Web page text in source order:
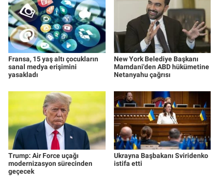
Fransa, 15 yaş altı çocukların
sanal medya erişimini
yasakladı
New York Belediye Başkanı
Mamdani'den ABD hükümetine
Netanyahu çağrısı
Trump: Air Force uçağı
modernizasyon sürecinden
geçecek
Ukrayna Başbakanı Sviridenko
istifa etti